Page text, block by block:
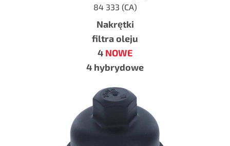
84 333 (CA)
Nakrętki
filtra oleju
4 NOWE
4 hybrydowe